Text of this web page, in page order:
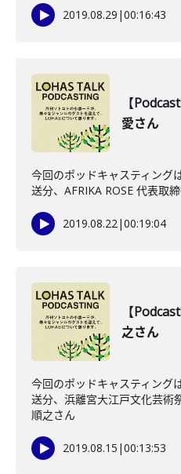
2019.08.29 |00:16:43
【
愛さん
今回のポッドキャスティング
送分、AFRIKA ROSE 代表取
2019.08.22|00:19:04
【
之さん
今回のポッドキャスティング
送分、浜離宮大江戸文化芸術
順之さん
2019.08.15 |00:13:53